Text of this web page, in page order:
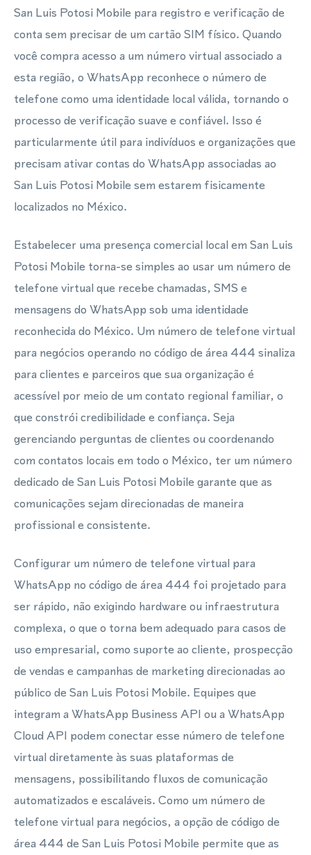
San Luis Potosi Mobile para registro e verificação de
conta sem precisar de um cartão SIM físico. Quando
você compra acesso a um número virtual associado a
esta região, o WhatsApp reconhece o número de
telefone como uma identidade local válida, tornando o
processo de verificação suave e confiável. Isso é
particularmente útil para indivíduos e organizações que
precisam ativar contas do WhatsApp associadas ao
San Luis Potosi Mobile sem estarem fisicamente
localizados no México.
Estabelecer uma presença comercial local em San Luis
Potosi Mobile torna-se simples ao usar um número de
telefone virtual que recebe chamadas, SMS e
mensagens do WhatsApp sob uma identidade
reconhecida do México. Um número de telefone virtual
para negócios operando no código de área 444 sinaliza
para clientes e parceiros que sua organização é
acessível por meio de um contato regional familiar, o
que constrói credibilidade e confiança. Seja
gerenciando perguntas de clientes ou coordenando
com contatos locais em todo o México, ter um número
dedicado de San Luis Potosi Mobile garante que as
comunicações sejam direcionadas de maneira
profissional e consistente.
Configurar um número de telefone virtual para
WhatsApp no código de área 444 foi projetado para
ser rápido, não exigindo hardware ou infraestrutura
complexa, o que o torna bem adequado para casos de
uso empresarial, como suporte ao cliente, prospecção
de vendas e campanhas de marketing direcionadas ao
público de San Luis Potosi Mobile. Equipes que
integram a WhatsApp Business API ou a WhatsApp
Cloud API podem conectar esse número de telefone
virtual diretamente às suas plataformas de
mensagens, possibilitando fluxos de comunicação
automatizados e escaláveis. Como um número de
telefone virtual para negócios, a opção de código de
área 444 de San Luis Potosi Mobile permite que as